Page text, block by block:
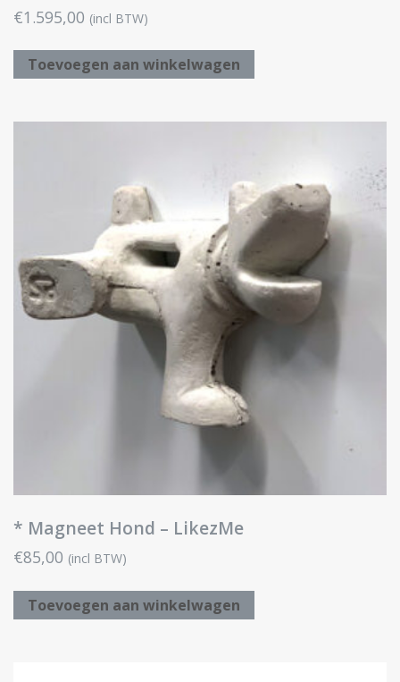
€1.595,00 (incl BTW)
Toevoegen aan winkelwagen
* Magneet Hond – LikezMe
€85,00 (incl BTW)
Toevoegen aan winkelwagen